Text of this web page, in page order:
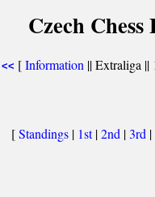
Czech
<< [Information || Extraliga ||
[Standings | 1st|2nd |3rd |